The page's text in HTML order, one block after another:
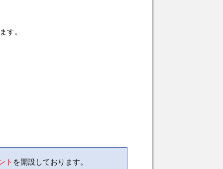
す。
ト を開設しております。